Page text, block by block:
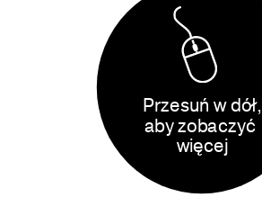
Przesuń w dół,
aby zobaczyć
więcej